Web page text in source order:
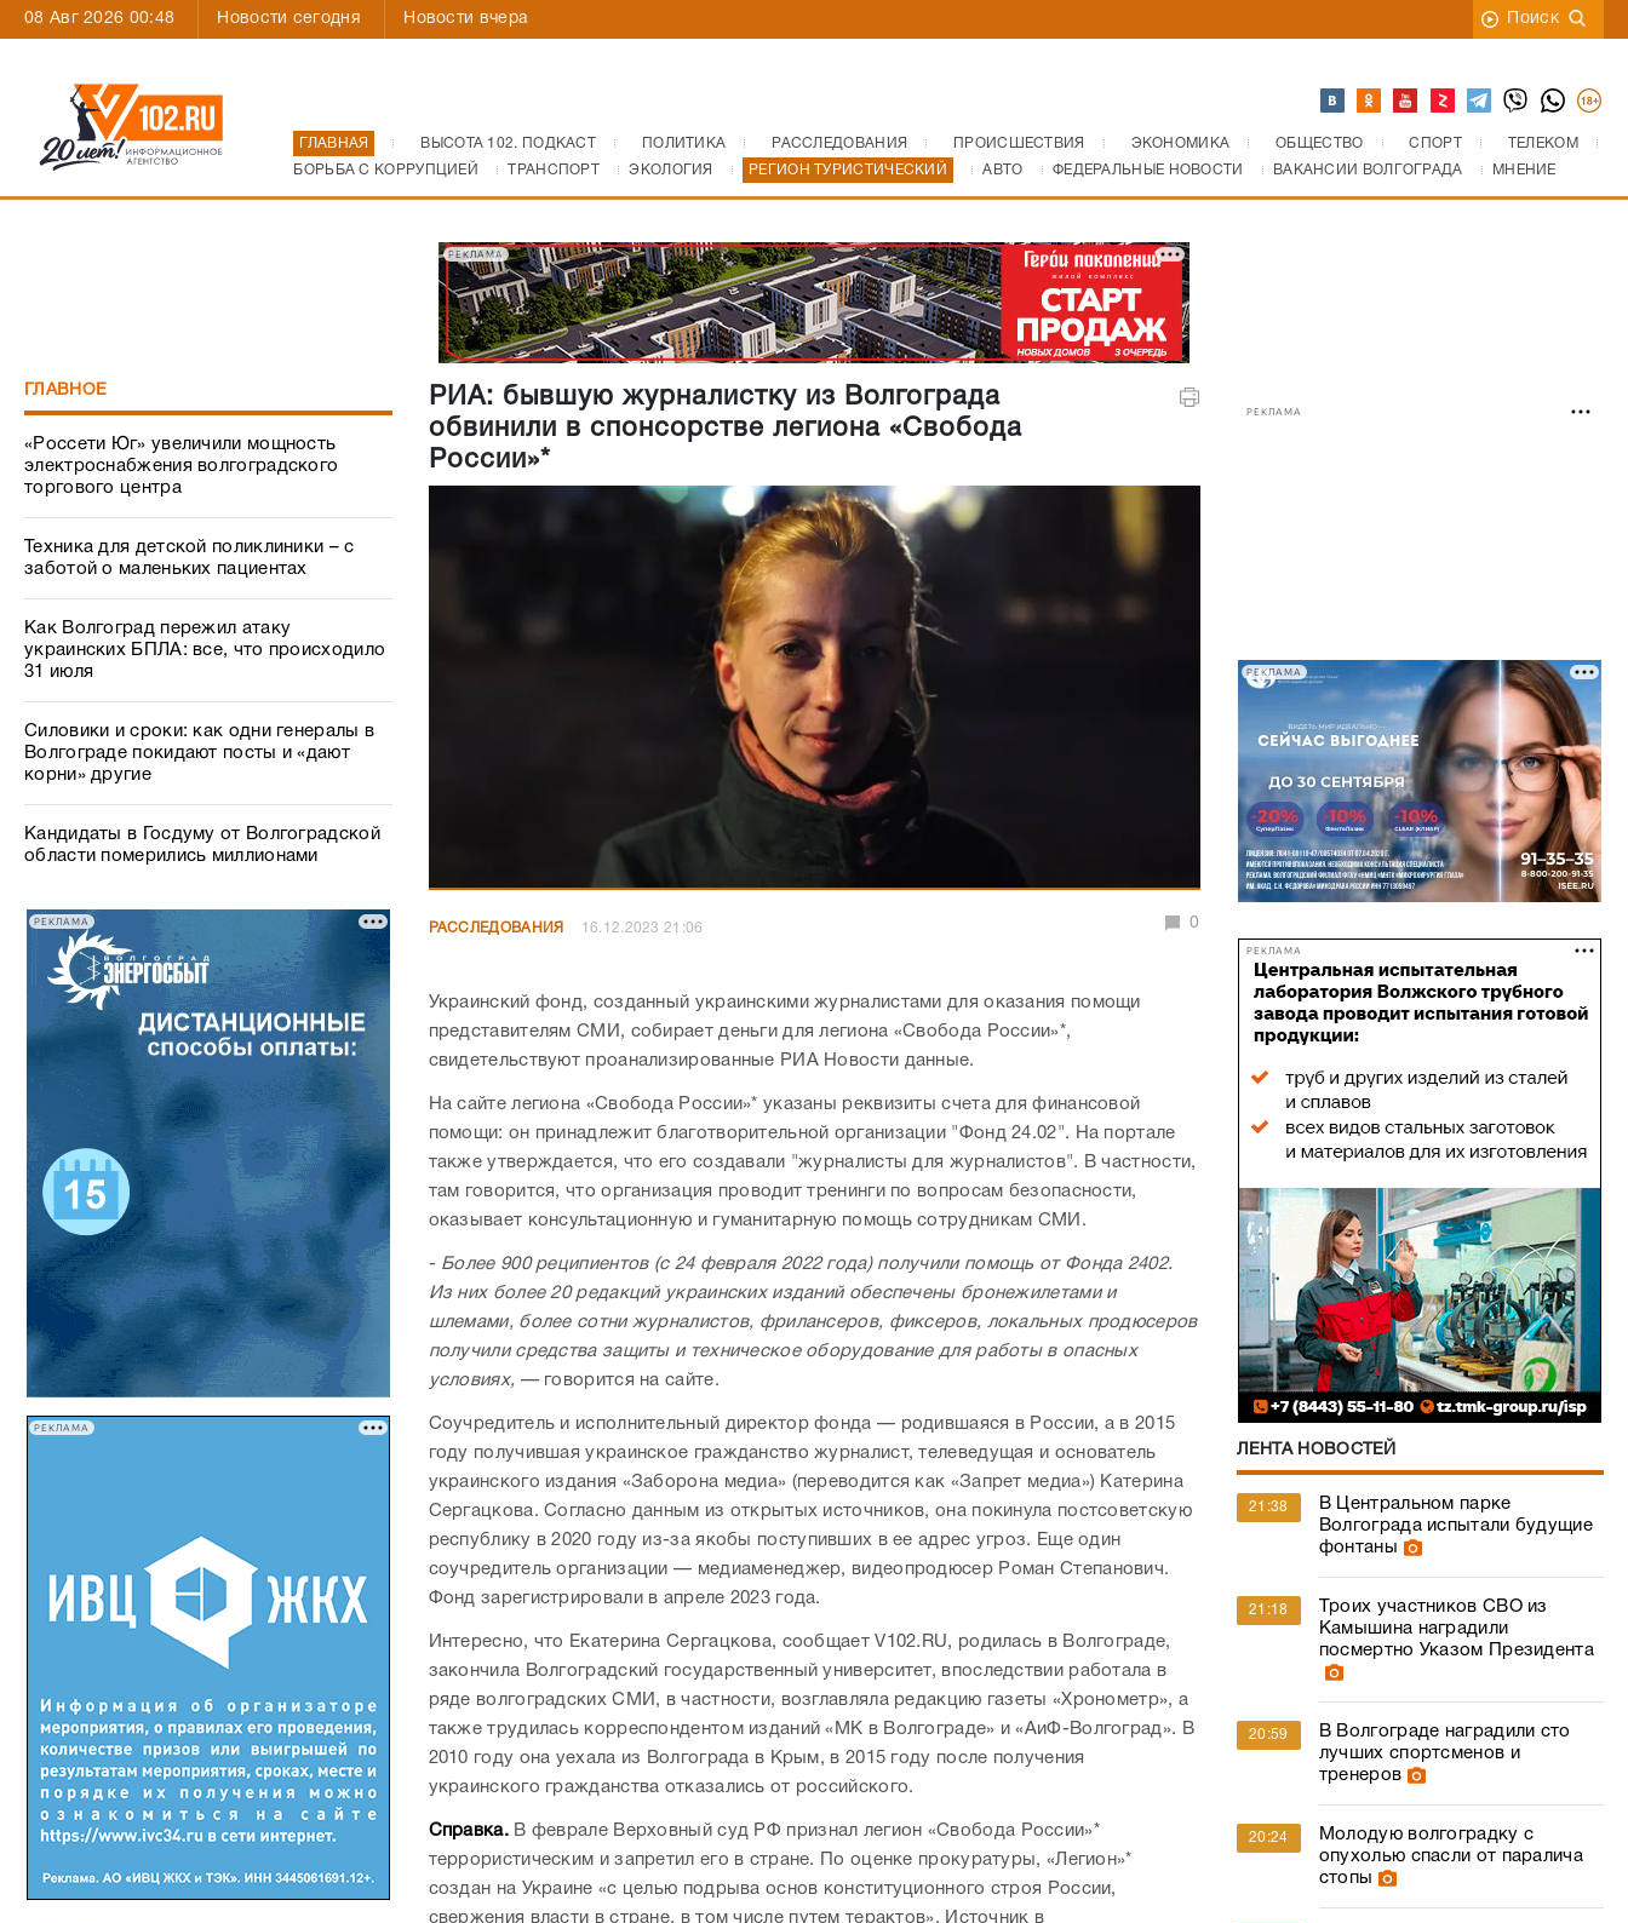
08 Авг 2026 00:48 Новости сегодня Новости вчера Поиск
ГЛАВНАЯ ВЫСОТА 102. ПОДКАСТ ПОЛИТИКА РАССЛЕДОВАНИЯ ПРОИСШЕСТВИЯ ЭКОНОМИКА ОБЩЕСТВО СПОРТ
ТЕЛЕКОМ
БОРЬБА С КОРРУПЦИЕЙ
ТРАНСПОРТ ЭКОЛОГИЯ РЕГИОН ТУРИСТИЧЕСКИЙ АВТО ФЕДЕРАЛЬНЫЕ НОВОСТИ ВАКАНСИИ ВОЛГОГРАДА МНЕНИЕ
РЕКЛАМА
ГЛАВНОЕ
«Россети Юг» увеличили мощность
электроснабжения волгоградского
торгового центра
Техника для детской поликлиники – с
заботой о маленьких пациентах
Как Волгоград пережил атаку
украинских БПЛА: все, что происходило
31 июля
Силовики и сроки: как одни генералы в
Волгограде покидают посты и «дают
корни» другие
Кандидаты в Госдуму от Волгоградской
области померились миллионами
РЕКЛАМА
РЕКЛАМА
РИА: бывшую журналистку из Волгограда
обвинили в спонсорстве легиона «Свобода
России»*
РАССЛЕДОВАНИЯ 16.12.2023 21:06 0
Украинский фонд, созданный украинскими журналистами для оказания помощи
представителям СМИ, собирает деньги для легиона «Свобода России»*,
свидетельствуют проанализированные РИА Новости данные.
На сайте легиона «Свобода России»* указаны реквизиты счета для финансовой
помощи: он принадлежит благотворительной организации "Фонд 24.02". На портале
также утверждается, что его создавали "журналисты для журналистов". В частности,
там говорится, что организация проводит тренинги по вопросам безопасности,
оказывает консультационную и гуманитарную помощь сотрудникам СМИ.
- Более 900 реципиентов (с 24 февраля 2022 года) получили помощь от Фонда 2402.
Из них более 20 редакций украинских изданий обеспечены бронежилетами и
шлемами, более сотни журналистов, фрилансеров, фиксеров, локальных продюсеров
получили средства защиты и техническое оборудование для работы в опасных
условиях, — говорится на сайте.
Соучредитель и исполнительный директор фонда — родившаяся в России, а в 2015
году получившая украинское гражданство журналист, телеведущая и основатель
украинского издания «Заборона медиа» (переводится как «Запрет медиа») Катерина
Сергацкова. Согласно данным из открытых источников, она покинула постсоветскую
республику в 2020 году из-за якобы поступивших в ее адрес угроз. Еще один
соучредитель организации — медиаменеджер, видеопродюсер Роман Степанович.
Фонд зарегистрировали в апреле 2023 года.
Интересно, что Екатерина Сергацкова, сообщает V102.RU, родилась в Волгограде,
закончила Волгоградский государственный университет, впоследствии работала в
ряде волгоградских СМИ, в частности, возглавляла редакцию газеты «Хронометр», а
также трудилась корреспондентом изданий «МК в Волгограде» и «АиФ-Волгоград». В
2010 году она уехала из Волгограда в Крым, в 2015 году после получения
украинского гражданства отказались от российского.
Справка. В феврале Верховный суд РФ признал легион «Свобода России»*
террористическим и запретил его в стране. По оценке прокуратуры, «Легион»*
создан на Украине «с целью подрыва основ конституционного строя России,
свержения власти в стране, в том числе путем терактов». Источник в
РЕКЛАМА
РЕКЛАМА
РЕКЛАМА
ЛЕНТА НОВОСТЕЙ
21:38
В Центральном парке
Волгограда испытали будущие
фонтаны
21:18
Троих участников СВО из
Камышина наградили
посмертно Указом Президента
20:59
В Волгограде наградили сто
лучших спортсменов и
тренеров
20:24
Молодую волгоградку с
опухолью спасли от паралича
стопы